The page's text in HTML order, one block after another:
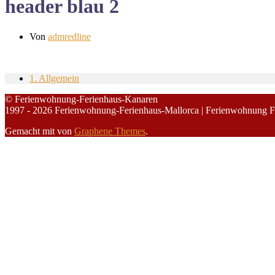
header blau 2
Von admredline
1. Allgemein
© Ferienwohnung-Ferienhaus-Kanaren
1997 - 2026 Ferienwohnung-Ferienhaus-Mallorca | Ferienwohnung
Gemacht mit von Graphene Themes.